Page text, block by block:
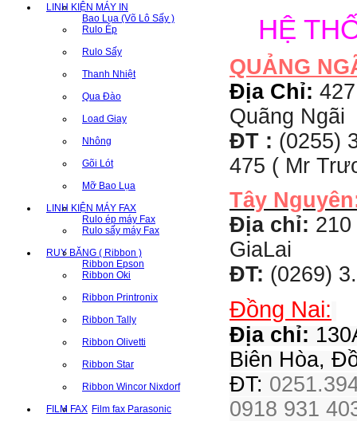
LINH KIỆN MÁY IN
Bao Lụa (Võ Lô Sấy )
Rulo Ép
Rulo Sấy
Thanh Nhiệt
Qua Đào
Load Giay
Nhông
Gõi Lót
Mỡ Bao Lụa
LINH KIỆN MÁY FAX
Rulo ép máy Fax
Rulo sấy máy Fax
RUY BĂNG ( Ribbon )
Ribbon Epson
Ribbon Oki
Ribbon Printronix
Ribbon Tally
Ribbon Olivetti
Ribbon Star
Ribbon Wincor Nixdorf
FILM FAX Film fax Parasonic
HỆ
QUẢNG
Địa Chỉ:
Quãng Ngãi
ĐT : (0255)
475 ( Mr
Tây
Địa chỉ:
GiaLai
ĐT: (0269)
Đồng Nai:
Địa chỉ:
Biên Hòa,
ĐT:
0918 931